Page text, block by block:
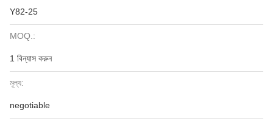
Y82-25
MOQ.:
1 বিন্যাস করুন
মূল্য:
negotiable